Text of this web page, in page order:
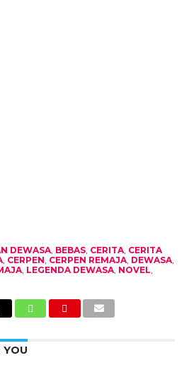
DEWASA, BEBAS, CERITA, CERITA
, CERPEN, CERPEN REMAJA, DEWASA,
, LEGENDA DEWASA, NOVEL,
YOU